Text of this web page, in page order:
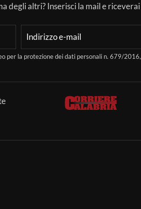
degli altri? Inserisci la mail e
per la protezione dei dati personali n. 679/